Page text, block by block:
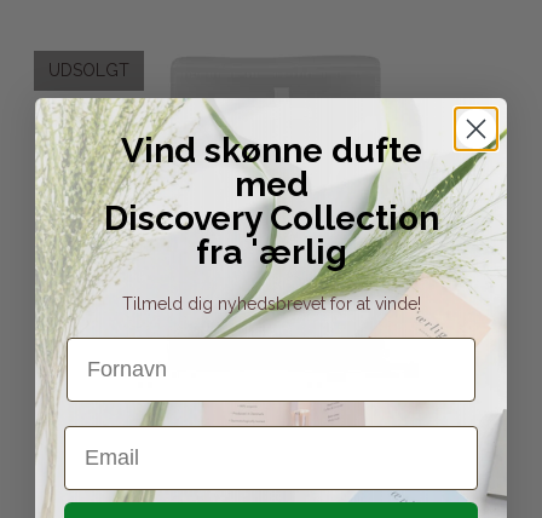
UDSOLGT
Vind skønne dufte
med
Discovery Collection
fra 'ærlig
Tilmeld dig nyhedsbrevet for at vinde!
Fornavn
Email